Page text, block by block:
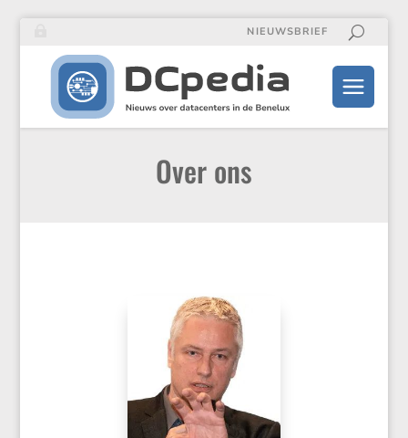
NIEUWSBRIEF
Over ons